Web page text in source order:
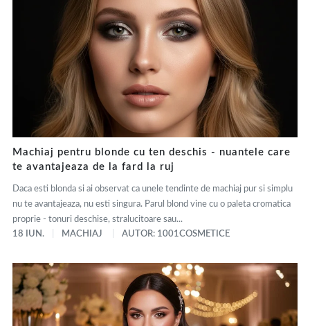
Machiaj pentru blonde cu ten deschis - nuantele care
te avantajeaza de la fard la ruj
Daca esti blonda si ai observat ca unele tendinte de machiaj pur si simplu
nu te avantajeaza, nu esti singura. Parul blond vine cu o paleta cromatica
proprie - tonuri deschise, stralucitoare sau...
18 IUN.
MACHIAJ AUTOR: 1001COSMETICE